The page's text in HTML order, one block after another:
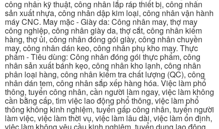
công nhân kỹ thuật, công nhân lắp ráp thiết bị, công nhân
sản xuất nhựa, công nhân dập kim loại, công nhân vận hành
máy CNC. May mặc - Giày da: Công nhân may, thợ may
công nghiệp, công nhân giày da, thợ cắt, công nhân kiểm
hàng, thợ ủi, công nhân đóng gói giày, công nhân chuyền
may, công nhân dán keo, công nhân phụ kho may. Thực
phẩm - Tiêu dùng: Công nhân đóng gói thực phẩm, công
nhân sản xuất bánh kẹo, công nhân kho lạnh, công nhân
phân loại hàng, công nhân kiểm tra chất lượng (QC), công
nhân dán tem, công nhân sắp xếp hàng hóa. Việc làm phổ
thông, tuyển công nhân, cần người làm ngay, việc làm không
cần bằng cấp, tìm việc lao động phổ thông, việc làm phổ
thông không kinh nghiệm, tuyển gấp công nhân, tuyển người
làm việc, việc làm thời vụ, việc làm lâu dài, việc làm ổn định,
việc làm không yêu cầu kinh nghiệm, tuyển dụng lao động